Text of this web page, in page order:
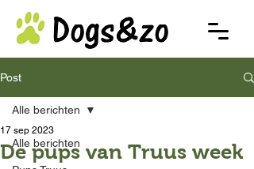
Post
Alle berichten
Alle berichten
De pups van Truus week
17 sep 2023